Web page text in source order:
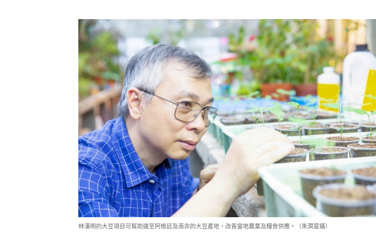
林漢明的大豆項目可幫助遠至阿根廷及南非的大豆產地，改善當地農業及糧食供應。（朱潤富攝）